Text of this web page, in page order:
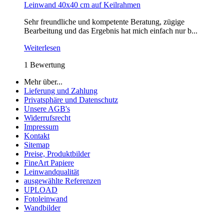
Leinwand 40x40 cm auf Keilrahmen
Sehr freundliche und kompetente Beratung, zügige
Bearbeitung und das Ergebnis hat mich einfach nur b...
Weiterlesen
1 Bewertung
Mehr über...
Lieferung und Zahlung
Privatsphäre und Datenschutz
Unsere AGB's
Widerrufsrecht
Impressum
Kontakt
Sitemap
Preise, Produktbilder
FineArt Papiere
Leinwandqualität
ausgewählte Referenzen
UPLOAD
Fotoleinwand
Wandbilder